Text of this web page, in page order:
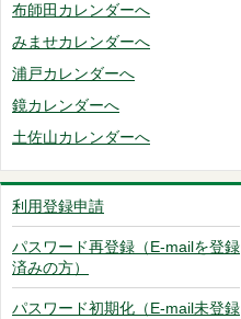
布師田カレンダーへ
みませカレンダーへ
浦戸カレンダーへ
鏡カレンダーへ
土佐山カレンダーへ
利用登録申請
パスワード再登録（E-mailを登録
済みの方）
パスワード初期化（E-mail未登録